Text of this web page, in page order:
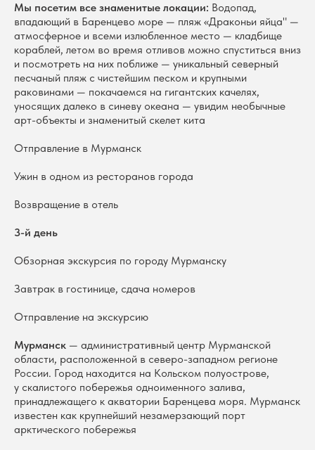
Мы посетим все знаменитые локации: Водопад,
впадающий в Баренцево море — пляж «Драконьи яйца" —
атмосферное и всеми излюбленное место — кладбище
кораблей, летом во время отливов можно спуститься вниз
и посмотреть на них поближе — уникальный северный
песчаный пляж с чистейшим песком и крупными
раковинами — покачаемся на гигантских качелях,
уносящих далеко в синеву океана — увидим необычные
арт-объекты и знаменитый скелет кита
Отправление в Мурманск
Ужин в одном из ресторанов города
Возвращение в отель
3-й день
Обзорная экскурсия по городу Мурманску
Завтрак в гостинице, сдача номеров
Отправление на экскурсию
Мурманск — административный центр Мурманской
области, расположенной в северо-западном регионе
России. Город находится на Кольском полуострове,
у скалистого побережья одноименного залива,
принадлежащего к акватории Баренцева моря. Мурманск
известен как крупнейший незамерзающий порт
арктического побережья